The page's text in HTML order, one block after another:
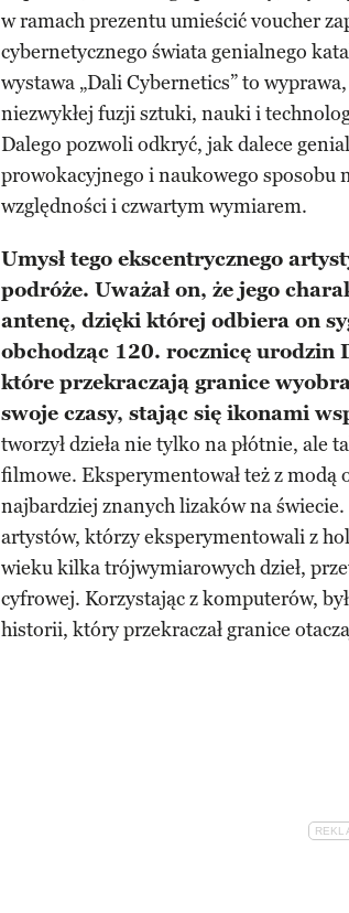
w ramach prezentu umieścić voucher
cybernetycznego świata genialnego
wystawa „Dali Cybernetics” to
niezwykłej fuzji sztuki, nauki i
Dalego pozwoli odkryć, jak dalece
prowokacyjnego i naukowego sposobu
względności i czwartym wymiarem.
Umysł tego ekscentrycznego
podróże. Uważał on, że jego
antenę, dzięki której odbiera on
obchodząc 120. rocznicę urodzin
które przekraczają granice
swoje czasy, stając się ikonami
tworzył dzieła nie tylko na płótnie, ale
filmowe. Eksperymentował też z modą
najbardziej znanych lizaków na
artystów, którzy eksperymentowali z
wieku kilka trójwymiarowych dzieł,
cyfrowej. Korzystając z komputerów,
historii, który przekraczał granice